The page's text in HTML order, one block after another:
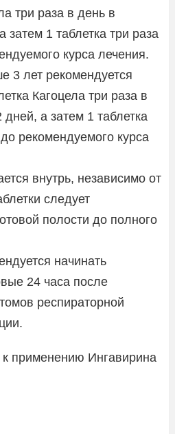
три раза в день в
затем 1 таблетка три раза
курса лечения.
3 лет рекомендуется
Кагоцела три раза в
дней, а затем 1 таблетка
рекомендуемого курса
внутрь, независимо от
следует
полости до полного
начинать
24 часа после
респираторной
применению Ингавирина